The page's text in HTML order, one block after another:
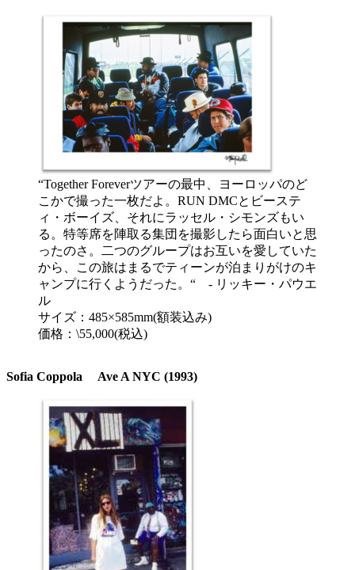
“Together Foreverツアーの最中、ヨーロッパのど
こかで撮った一枚だよ。RUN DMCとビーステ
ィ・ボーイズ、それにラッセル・シモンズもい
る。特等席を陣取る集団を撮影したら面白いと思
ったのさ。二つのグループはお互いを愛していた
から、この旅はまるでティーンが泊まりがけのキ
ャンプに行くようだった。“ - リッキー・パウエ
ル
サイズ：485×585mm(額装込み)
価格：\55,000(税込)
Sofia Coppola Ave A NYC (1993)